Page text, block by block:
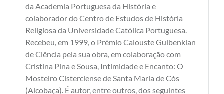
da Academia Portuguesa da História e
colaborador do Centro de Estudos de História
Religiosa da Universidade Católica Portuguesa.
Recebeu, em 1999, o Prémio Calouste Gulbenkian
de Ciência pela sua obra, em colaboração com
Cristina Pina e Sousa, Intimidade e Encanto: O
Mosteiro Cisterciense de Santa Maria de Cós
(Alcobaça). É autor, entre outros, dos seguintes